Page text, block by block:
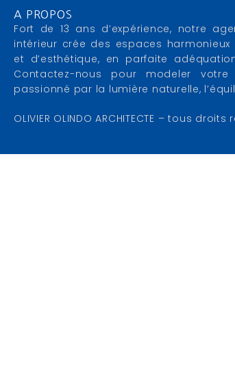
A PROPOS
Fort de 13 ans d’expérience, notre
intérieur crée des espaces
et d’esthétique, en parfaite
Contactez-nous pour modeler
passionné par la lumière naturelle,
OLIVIER OLINDO ARCHITECTE – tous